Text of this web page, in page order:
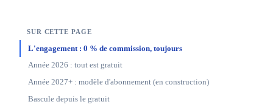
SUR CETTE PAGE
L'engagement : 0 % de commission, toujours
Année 2026 : tout est gratuit
Année 2027+ : modèle d'abonnement (en construction)
Bascule depuis le gratuit